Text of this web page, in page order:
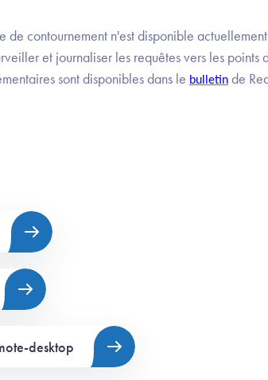
de contournement n'est disponible
et journaliser les requêtes vers les points
sont disponibles dans le bulletin de
desktop